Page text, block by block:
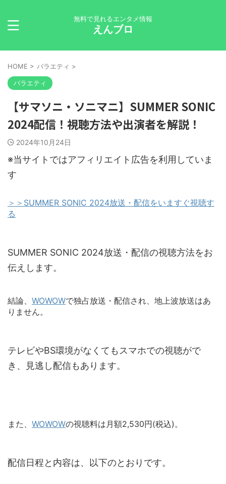
無料で見れるエンタメ情報
えんブロ
HOME > バラエティ >
バラエティ
【サマソニ・ソニマニ】SUMMER SONIC
2024配信！視聴方法や出演者を解説！
2024年10月24日
※当サイトではアフィリエイト広告を利用していま
す
＞＞SUMMER SONIC 2024放送・配信をいますぐ視聴す
る
SUMMER SONIC 2024放送・配信の視聴方法をお
伝えします。
結論、 WOWOWで独占放送・配信され、地上波放送はあ
りません。
テレビやBS環境がなくてもスマホでの視聴がで
き、見逃し配信もあります。
また、 WOWOWの視聴料は月額2,530円(税込)。
配信日程と内容は、以下のとおりです。